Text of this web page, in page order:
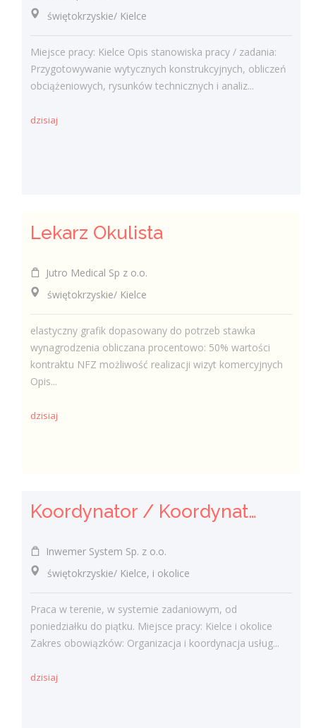
świętokrzyskie/ Kielce
Miejsce pracy: Kielce Opis stanowiska pracy / zadania:
Przygotowywanie wytycznych konstrukcyjnych, obliczeń
obciążeniowych, rysunków technicznych i analiz...
dzisiaj
Lekarz Okulista
Jutro Medical Sp z o.o.
świętokrzyskie/ Kielce
elastyczny grafik dopasowany do potrzeb stawka
wynagrodzenia obliczana procentowo: 50% wartości
kontraktu NFZ możliwość realizacji wizyt komercyjnych
Opis...
dzisiaj
Koordynator / Koordynatorka ds. utrzymania czystości
Inwemer System Sp. z o.o.
świętokrzyskie/ Kielce, i okolice
Praca w terenie, w systemie zadaniowym, od
poniedziałku do piątku. Miejsce pracy: Kielce i okolice
Zakres obowiązków: Organizacja i koordynacja usług...
dzisiaj